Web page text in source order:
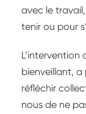
avec le
tenir ou pour
L’intervention
bienveillant, a
réfléchir
nous de ne